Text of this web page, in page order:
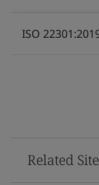
ISO
Related